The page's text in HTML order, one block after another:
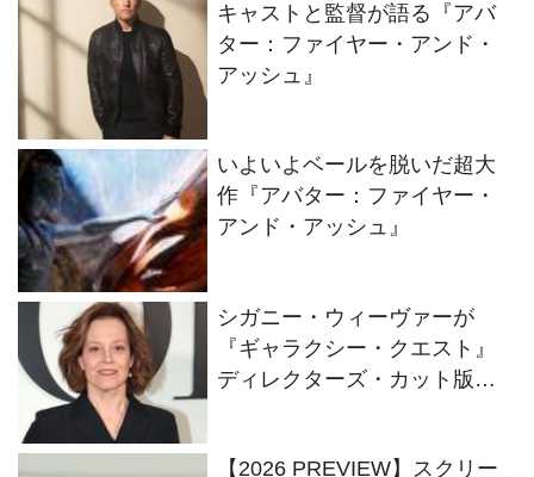
キャストと監督が語る『アバ
ター：ファイヤー・アンド・
アッシュ』
いよいよベールを脱いだ超大
作『アバター：ファイヤー・
アンド・アッシュ』
シガニー・ウィーヴァーが
『ギャラクシー・クエスト』
ディレクターズ・カット版に
【2026 PREVIEW】スクリー